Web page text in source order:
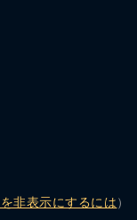
非表示にするには ）